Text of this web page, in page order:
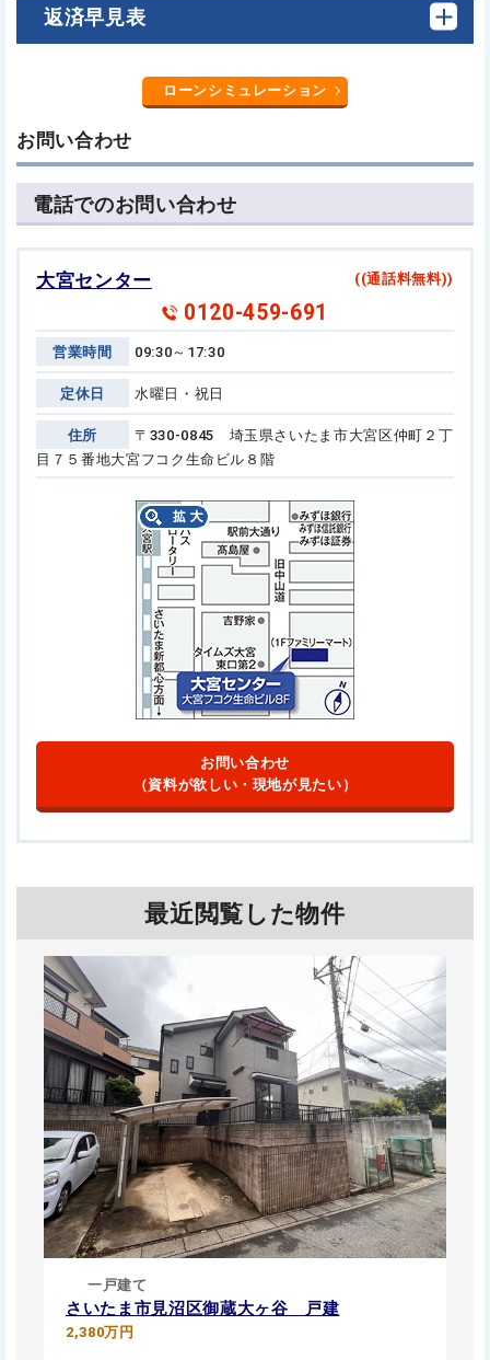
返済早見表
ローンシミュレーション
お問い合わせ
電話でのお問い合わせ
大宮センター ((通話料無料))
0120-459-691
営業時間 09:30～17:30
定休日 水曜日・祝日
住所
〒330-0845 埼玉県さいたま市大宮区仲町２丁
目７５番地大宮フコク生命ビル８階
お問い合わせ
（資料が欲しい・現地が見たい）
最近閲覧した物件
一戸建て
さいたま市見沼区御蔵大ヶ谷 戸建
2,380万円